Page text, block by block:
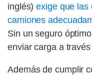
inglés)exige que las
camiones
Sin un seguro
enviar carga a
Además de cumplir